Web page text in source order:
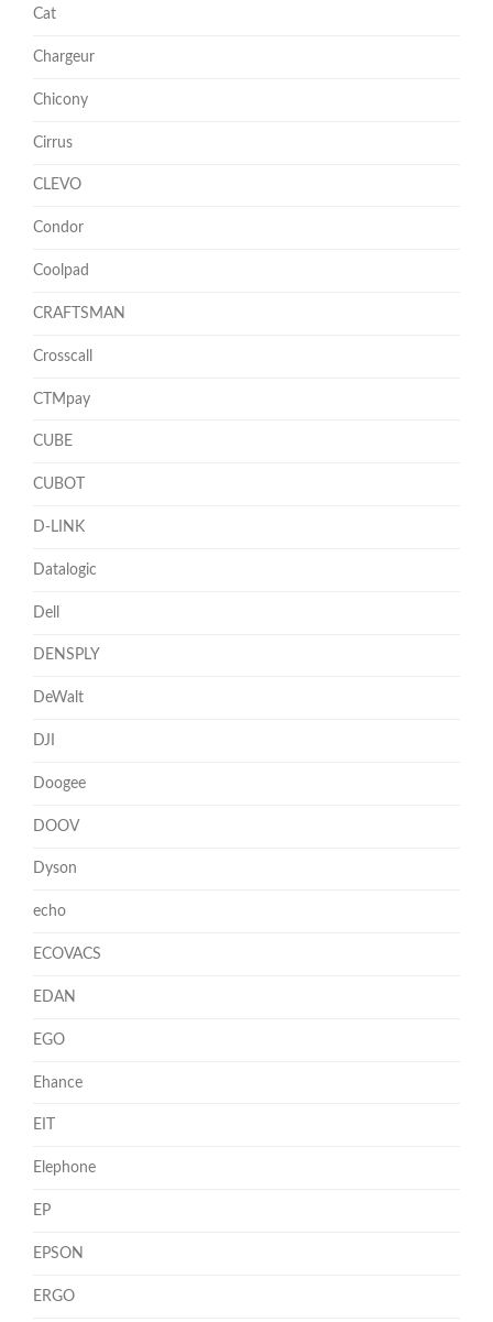
Cat
Chargeur
Chicony
Cirrus
CLEVO
Condor
Coolpad
CRAFTSMAN
Crosscall
CTMpay
CUBE
CUBOT
D-LINK
Datalogic
Dell
DENSPLY
DeWalt
DJI
Doogee
DOOV
Dyson
echo
ECOVACS
EDAN
EGO
Ehance
EIT
Elephone
EP
EPSON
ERGO